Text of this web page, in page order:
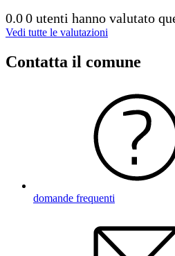
0.00 utenti hanno valutato
Vedi tutte le valutazioni
Contatta il comune
domande frequenti